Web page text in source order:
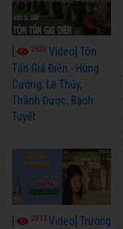
2820 Video] Tôn
Tẩn Giả Điên - Hùng
Cường, Lệ Thủy,
Thành Được, Bạch
Tuyết
2913 Video] Trường